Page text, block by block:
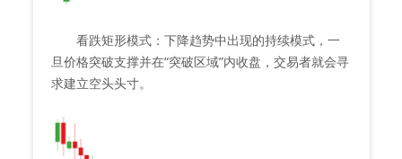
看跌矩形模式：下降趋势中出现的持续模式，一
旦价格突破支撑并在“突破区域”内收盘，交易者就会寻
求建立空头头寸。